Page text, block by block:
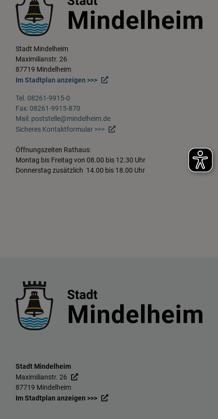
Stadt Mindelheim
Maximilianstr. 26
87719 Mindelheim
Im Stadtplan anzeigen >>>
Tel. 08261-9915-0
Fax: 08261-9915-870
Mail: poststelle@mindelheim.de
Sicheres Kontaktformular >>>
Öffnungszeiten Rathaus:
Montag bis Freitag von 08.00 bis 12.30 Uhr
Donnerstag zusätzlich 14.00 bis 18.00 Uhr
Stadt Mindelheim
Maximilianstr. 26
87719 Mindelheim
Im Stadtplan anzeigen >>>